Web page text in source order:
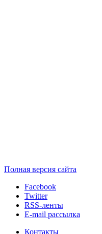
Полная версия сайта
Facebook
Twitter
RSS-ленты
E-mail рассылка
Контакты